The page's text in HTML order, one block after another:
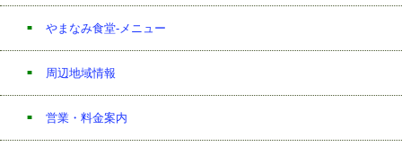
やまなみ食堂-メニュー
周辺地域情報
営業・料金案内